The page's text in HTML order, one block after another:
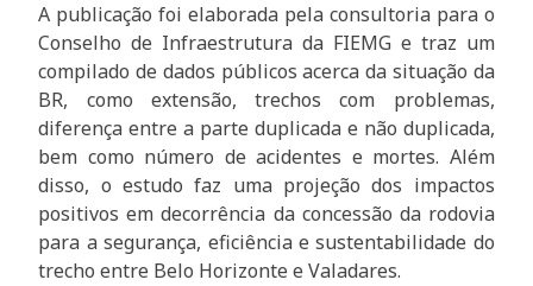
A publicação foi elaborada pela consultoria para o
Conselho de Infraestrutura da FIEMG e traz um
compilado de dados públicos acerca da situação da
BR, como extensão, trechos com problemas,
diferença entre a parte duplicada e não duplicada,
bem como número de acidentes e mortes. Além
disso, o estudo faz uma projeção dos impactos
positivos em decorrência da concessão da rodovia
para a segurança, eficiência e sustentabilidade do
trecho entre Belo Horizonte e Valadares.